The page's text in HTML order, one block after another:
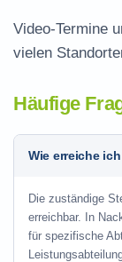
Video-Termine
vielen
Häufige
Wie erreiche
Die zuständige
erreichbar. In
für spezifische